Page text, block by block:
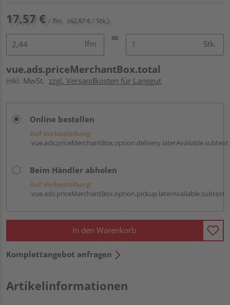
17,57 € / lfm (42,87 € / Stk.)
lfm Stk.
vue.ads.priceMerchantBox.total
inkl. MwSt. zzgl. Versandkosten für Langgut
Online bestellen
Auf Vorbestellung:
vue.ads.priceMerchantBox.option.delivery.laterAvailable.subtext
Beim Händler abholen
Auf Vorbestellung:
vue.ads.priceMerchantBox.option.pickup.laterAvailable.subtext
In den Warenkorb
Komplettangebot anfragen
Artikelinformationen